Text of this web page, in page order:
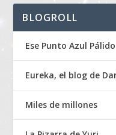
BLOGROLL
Ese Punto Azul Pálido
Eureka, el blog de
Miles de millones